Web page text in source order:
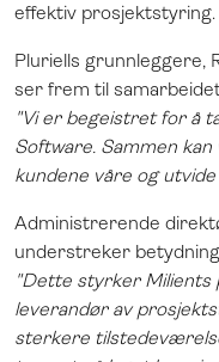
effektiv prosjektstyring.
Pluriells grunnleggere,
ser frem til
"Vi er begeistret for å
Software. Sammen
kundene våre og
Administrerende
understreker
"Dette styrker Milients
leverandør av
sterkere